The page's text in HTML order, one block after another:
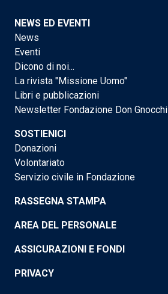
NEWS ED EVENTI
News
Eventi
Dicono di noi...
La rivista "Missione Uomo"
Libri e pubblicazioni
Newsletter Fondazione Don Gnocchi
SOSTIENICI
Donazioni
Volontariato
Servizio civile in Fondazione
RASSEGNA STAMPA
AREA DEL PERSONALE
ASSICURAZIONI E FONDI
PRIVACY